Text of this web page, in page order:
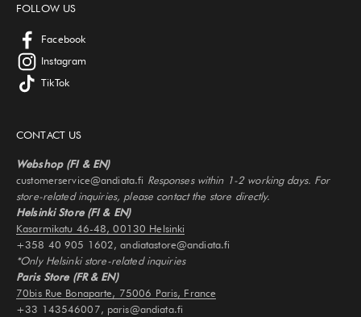
FOLLOW US
Facebook
Instagram
TikTok
CONTACT US
Webshop (FI & EN)
customerservice@andiata.fi Responses within 1-2 working days. For
store-related inquiries, please contact the store directly.
Helsinki Store (FI & EN)
Kasarmikatu 46-48, 00130 Helsinki
+358 40 905 1602, andiatastore@andiata.fi
*Only Helsinki store-related inquiries
Paris Store (FR & EN)
70bis Rue Bonaparte, 75006 Paris, France
+33 143546007, paris@andiata.fi